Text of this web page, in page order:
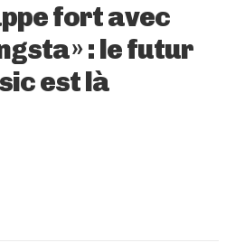
fort avec
» : le futur
est là